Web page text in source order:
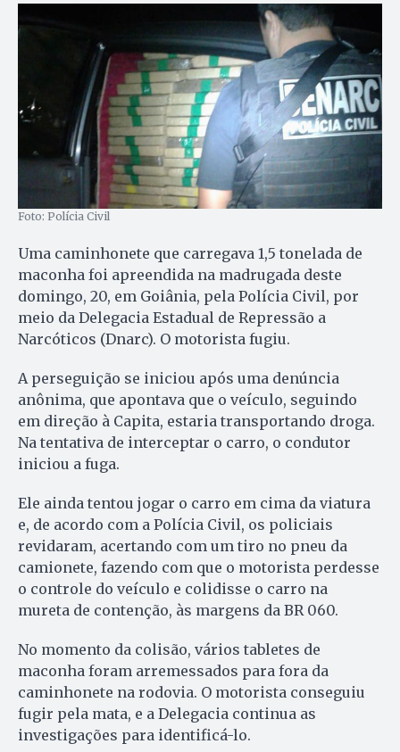
Foto: Polícia Civil
Uma caminhonete que carregava 1,5 tonelada de
maconha foi apreendida na madrugada deste
domingo, 20, em Goiânia, pela Polícia Civil, por
meio da Delegacia Estadual de Repressão a
Narcóticos (Dnarc). O motorista fugiu.
A perseguição se iniciou após uma denúncia
anônima, que apontava que o veículo, seguindo
em direção à Capita, estaria transportando droga.
Na tentativa de interceptar o carro, o condutor
iniciou a fuga.
Ele ainda tentou jogar o carro em cima da viatura
e, de acordo com a Polícia Civil, os policiais
revidaram, acertando com um tiro no pneu da
camionete, fazendo com que o motorista perdesse
o controle do veículo e colidisse o carro na
mureta de contenção, às margens da BR 060.
No momento da colisão, vários tabletes de
maconha foram arremessados para fora da
caminhonete na rodovia. O motorista conseguiu
fugir pela mata, e a Delegacia continua as
investigações para identificá-lo.